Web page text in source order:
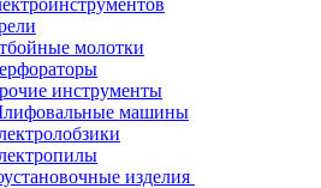
молотки
инструменты
машины
изделия